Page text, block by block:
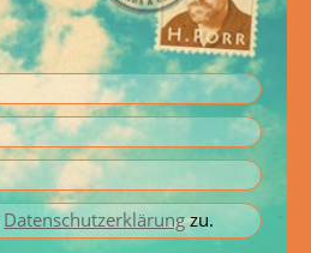
Datenschutzerklärungzu.